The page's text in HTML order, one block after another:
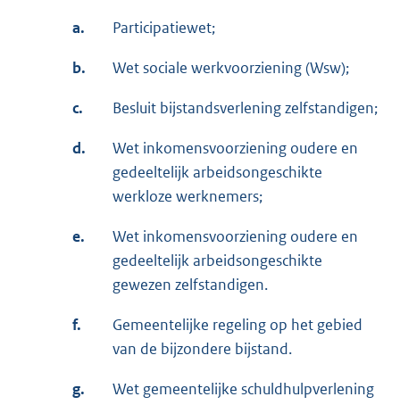
a. Participatiewet;
b. Wet sociale werkvoorziening (Wsw);
c. Besluit bijstandsverlening zelfstandigen;
d.
Wet inkomensvoorziening oudere en
gedeeltelijk arbeidsongeschikte
werkloze werknemers;
e.
Wet inkomensvoorziening oudere en
gedeeltelijk arbeidsongeschikte
gewezen zelfstandigen.
f.
Gemeentelijke regeling op het gebied
van de bijzondere bijstand.
g.
Wet gemeentelijke schuldhulpverlening